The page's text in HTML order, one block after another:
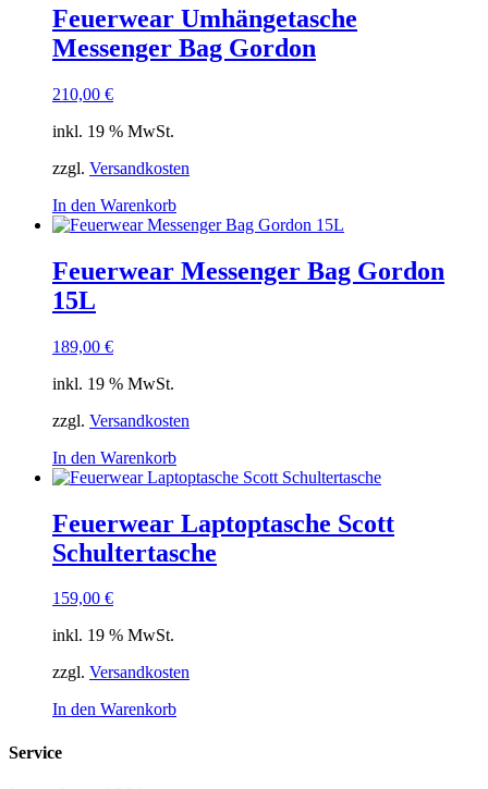
Feuerwear Umhängetasche
Messenger Bag Gordon
210,00 €
inkl. 19 % MwSt.
zzgl. Versandkosten
In den Warenkorb
Feuerwear Messenger Bag Gordon
15L
189,00 €
inkl. 19 % MwSt.
zzgl. Versandkosten
In den Warenkorb
Feuerwear Laptoptasche Scott
Schultertasche
159,00 €
inkl. 19 % MwSt.
zzgl. Versandkosten
In den Warenkorb
Service